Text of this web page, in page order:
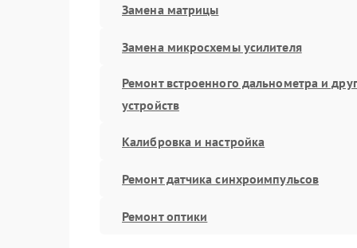
Замена матрицы
Замена микросхемы усилителя
Ремонт встроенного дальнометра и
устройств
Калибровка и настройка
Ремонт датчика синхроимпульсов
Ремонт оптики